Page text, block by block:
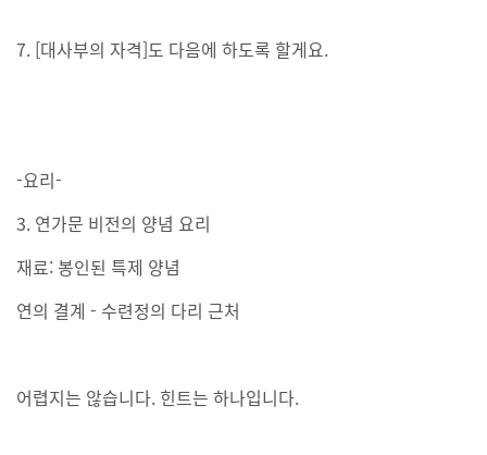
7. [대사부의 자격]도 다음에 하도록 할게요.
-요리-
3. 연가문 비전의 양념 요리
재료: 봉인된 특제 양념
연의 결계 - 수련정의 다리 근처
어렵지는 않습니다. 힌트는 하나입니다.